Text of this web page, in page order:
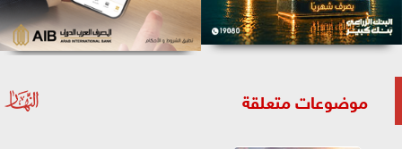
موضوعات متعلقة